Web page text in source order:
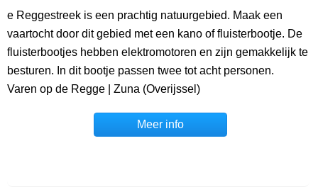
e Reggestreek is een prachtig natuurgebied. Maak een
vaartocht door dit gebied met een kano of fluisterbootje. De
fluisterbootjes hebben elektromotoren en zijn gemakkelijk te
besturen. In dit bootje passen twee tot acht personen.
Varen op de Regge | Zuna (Overijssel)
Meer info